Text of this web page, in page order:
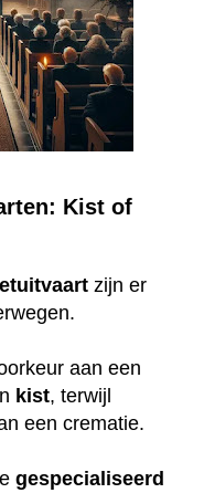
Kist of
zijn er
aan een
kist, terwijl
een crematie.
gespecialiseerd